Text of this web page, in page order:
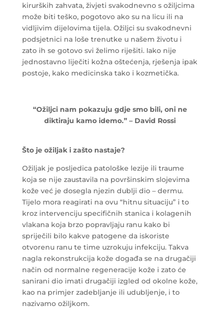
kirurških zahvata, živjeti svakodnevno s ožiljcima
može biti teško, pogotovo ako su na licu ili na
vidljivim dijelovima tijela. Ožiljci su svakodnevni
podsjetnici na loše trenutke u našem životu i
zato ih se gotovo svi želimo riješiti. Iako nije
jednostavno liječiti kožna oštećenja, rješenja ipak
postoje, kako medicinska tako i kozmetička.
“Ožiljci nam pokazuju gdje smo bili, oni ne
diktiraju kamo idemo.” – David Rossi
Što je ožiljak i zašto nastaje?
Ožiljak je posljedica patološke lezije ili traume
koja se nije zaustavila na površinskim slojevima
kože već je dosegla njezin dublji dio – dermu.
Tijelo mora reagirati na ovu “hitnu situaciju” i to
kroz intervenciju specifičnih stanica i kolagenih
vlakana koja brzo popravljaju ranu kako bi
spriječili bilo kakve patogene da iskoriste
otvorenu ranu te time uzrokuju infekciju. Takva
nagla rekonstrukcija kože događa se na drugačiji
način od normalne regeneracije kože i zato će
sanirani dio imati drugačiji izgled od okolne kože,
kao na primjer zadebljanje ili udubljenje, i to
nazivamo ožiljkom.